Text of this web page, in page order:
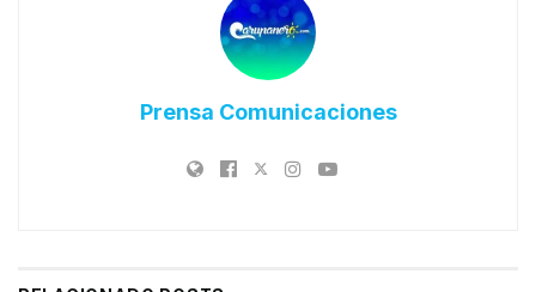
Prensa Comunicaciones